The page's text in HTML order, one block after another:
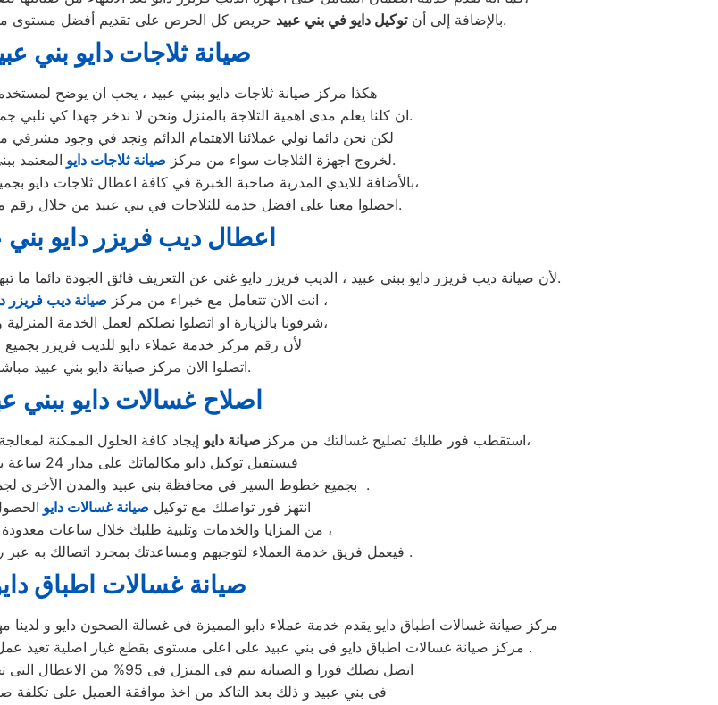
بالإضافة إلى أنتوكيل دايو في بني عبيد حريص كل الحرص على تقديم أفضل مستوى ممكن من الجودة والكفاءة في صيانة أجهزة دايو.
صيانة ثلاجات دايو بني
هكذا مركز صيانة ثلاجات دايو ببني عبيد ، يجب ان يوضح
ان كلنا يعلم مدى اهمية الثلاجة بالمنزل ونحن لا ندخر جهدا كي نلبي جميع طلبات الصيانه لثلاجات دايو.
لكن نحن دائما نولي عملائنا الاهتمام الدائم ونجد في وجود مشرفي
لخروج اجهزة الثلاجات سواء من مركز صيانة ثلاجات دايو
المعتمد ببني عبيد او من منزل العميل.
بالأضافة للايدي المدربة صاحبة الخبرة في كافة اعطال ثلاجات دايو بجميع موديلاتها القديم منها والحديث،
احصلوا معنا على افضل خدمة للثلاجات في بني عبيد من خلال رقم مركز صيانة دايو في بني عبيد.
اعطال ديب فريزر دايو بني
لأن صيانة ديب فريزر دايو ببني عبيد ، الديب فريزر دايو غني عن التعريف فائق الجودة دائما ما تبهرنا بموديلات فريدة و مختلفة التقنية عن مثيلاتها انها دايو.
انت الان تتعامل مع خبراء من مركز صيانة ديب فريزر
في بني عبيد ،
شرفونا بالزيارة او اتصلوا نصلكم لعمل الخدمة المنزلية و بصيانة الفورية،
لأن رقم مركز خدمة عملاء دايو للديب فريزر
اتصلوا الان مركز صيانة دايو بني عبيد مباشرة.
اصلاح غسالات دايو ببني
استقطب فور طلبك تصليح غسالتك من مركز صيانة دايو
إيجاد كافة الحلول الممكنة لمعالجة اعطاب الغسالة ومعالجة اسباب توقفها عن العمل،
فيستقبل توكيل دايو مكالماتك على مدار 24 ساعة بصدر رحب
بجميع خطوط السير في محافظة بني عبيد والمدن الأخرى لجمهورية بني عبيد العربية .
انتهز فور تواصلك مع توكيل صيانة غسالات دايو
من المزايا والخدمات وتلبية طلبك خلال ساعات معدودة فقط من تقديمه ،
فيعمل فريق خدمة العملاء لتوجيهم ومساعدتك بمجرد اتصالك به عبر الموحد .
صيانة غسالات اطباق
مركز صيانة غسالات اطباق دايو يقدم خدمة عملاء دايو المميزة فى غسالة الصحون دايو و
مركز صيانة غسالات اطباق دايو فى بني عبيد على اعلى مستوى بقطع غيار اصلية تعيد عمل غسالة الاطباق دايو الى كفاءتها الاولى قبل العطل .
اتصل نصلك فورا و الصيانة تتم فى المنزل فى 95% من الاعطال التى تحدث فى غسالات الصحون دايو
فى بني عبيد و ذلك بعد التاكد من اخذ موافقة العميل على تكلفة